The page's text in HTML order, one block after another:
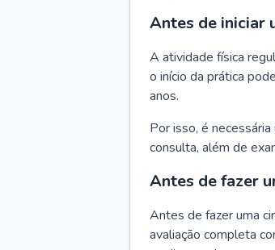
Antes de iniciar
A atividade física
o início da prática
anos.
Por isso, é
consulta, além de
Antes de fazer
Antes de fazer uma
avaliação completa